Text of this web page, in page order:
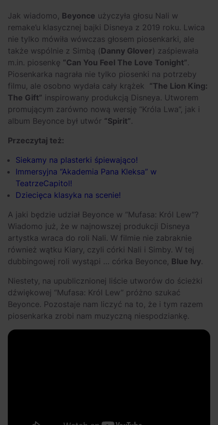
Jak wiadomo, Beyonce użyczyła głosu Nali w
remake’u klasycznej bajki Disneya z 2019 roku. Lwica
nie tylko mówiła wówczas głosem piosenkarki, ale
także wspólnie z Simbą (Danny Glover) zaśpiewała
m.in. piosenkę “Can You Feel The Love Tonight”.
Piosenkarka nagrała nie tylko piosenki na potrzeby
filmu, ale osobno wydała cały krążek “The Lion King:
The Gift” inspirowany produkcją Disneya. Utworem
promującym zarówno nową wersję “Króla Lwa”, jak i
album Beyonce był utwór “Spirit”.
Przeczytaj też:
Siekamy na plasterki śpiewająco!
Immersyjna “Akademia Pana Kleksa” w
TeatrzeCapitol!
Dziecięca klasyka na scenie!
A jaki będzie udział Beyonce w “Mufasa: Król Lew”?
Wiadomo już, że w najnowszej produkcji Disneya
artystka wraca do roli Nali. W filmie nie zabraknie
również wątku Kiary, czyli córki Nali i Simby. W tej
dubbingowej roli wystąpi … córka Beyonce, Blue Ivy.
Niestety, na upublicznionej liście utworów do ścieżki
dźwiękowej “Mufasa: Król Lew” próżno szukać
Beyonce. Pozostaje nam liczyć na to, że i tym razem
piosenkarka zrobi nam muzyczną niespodziankę.